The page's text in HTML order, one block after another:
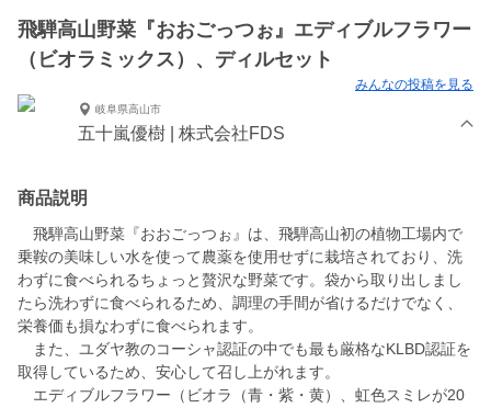
飛騨高山野菜『おおごっつぉ』エディブルフラワー
（ビオラミックス）、ディルセット
みんなの投稿を見る
岐阜県高山市
五十嵐優樹 | 株式会社FDS
商品説明
飛騨高山野菜『おおごっつぉ』は、飛騨高山初の植物工場内で
乗鞍の美味しい水を使って農薬を使用せずに栽培されており、洗
わずに食べられるちょっと贅沢な野菜です。袋から取り出しまし
たら洗わずに食べられるため、調理の手間が省けるだけでなく、
栄養価も損なわずに食べられます。
また、ユダヤ教のコーシャ認証の中でも最も厳格なKLBD認証を
取得しているため、安心して召し上がれます。
エディブルフラワー（ビオラ（青・紫・黄）、虹色スミレが20